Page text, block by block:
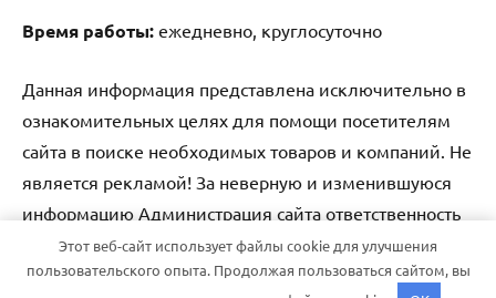
Время работы: ежедневно, круглосуточно
Данная информация представлена исключительно в
ознакомительных целях для помощи посетителям
сайта в поиске необходимых товаров и компаний. Не
является рекламой! За неверную и изменившуюся
информацию Администрация сайта ответственность
не несет.
Этот веб-сайт использует файлы cookie для улучшения
пользовательского опыта. Продолжая пользоваться сайтом, вы